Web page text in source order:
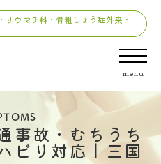
ウマチ科・骨粗しょう症外来・
menu
事故・むちうち
ビリ対応｜三国